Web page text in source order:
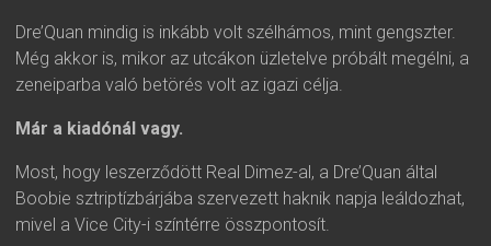
Dre’Quan mindig is inkább volt szélhámos, mint gengszter.
Még akkor is, mikor az utcákon üzletelve próbált megélni, a
zeneiparba való betörés volt az igazi célja.
Már a kiadónál vagy.
Most, hogy leszerződött Real Dimez-al, a Dre’Quan által
Boobie sztriptízbárjába szervezett haknik napja leáldozhat,
mivel a Vice City-i színtérre összpontosít.